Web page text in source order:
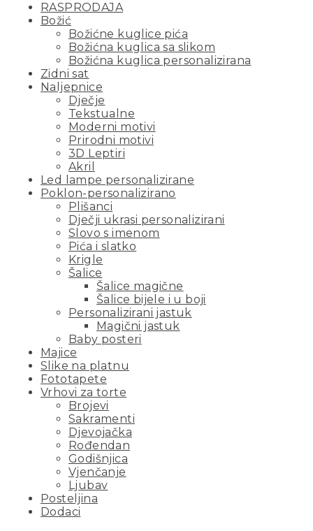
RASPRODAJA
Božić
Božićne kuglice pića
Božićna kuglica sa slikom
Božićna kuglica personalizirana
Zidni sat
Naljepnice
Dječje
Tekstualne
Moderni motivi
Prirodni motivi
3D Leptiri
Akril
Led lampe personalizirane
Poklon-personalizirano
Plišanci
Dječji ukrasi personalizirani
Slovo s imenom
Pića i slatko
Krigle
Šalice
Šalice magične
Šalice bijele i u boji
Personalizirani jastuk
Magični jastuk
Baby posteri
Majice
Slike na platnu
Fototapete
Vrhovi za torte
Brojevi
Sakramenti
Djevojačka
Rođendan
Godišnjica
Vjenčanje
Ljubav
Posteljina
Dodaci